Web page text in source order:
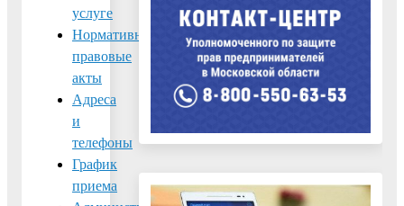
услуге
Нормативно-
правовые
акты
Адреса
и
телефоны
График
приема